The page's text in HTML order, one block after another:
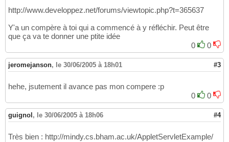
http://www.developpez.net/forums/viewtopic.php?t=365637
Y'a un compère à toi qui a commencé à y réfléchir. Peut être
que ça va te donner une ptite idée
0
0
jeromejanson, le 30/06/2005 à 18h01 #3
hehe, jsutement il avance pas mon compere :p
0
0
guignol , le 30/06/2005 à 18h06 #4
Très bien : http://mindy.cs.bham.ac.uk/AppletServletExample/